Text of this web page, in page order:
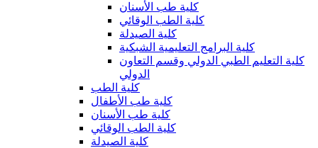
كلية طب الأسنان
كلية الطب الوقائي
كلية الصيدلة
كلية البرامج التعليمية الشبكية
كلية التعليم الطبي الدولي وقسم التعاون
الدولي
كلية الطب
كلية طب الأطفال
كلية طب الأسنان
كلية الطب الوقائي
كلية الصيدلة